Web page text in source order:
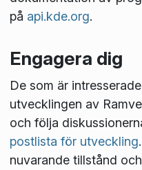
på api.kde.org.
Engagera dig
De som är
utvecklingen av
och följa
postlista för utveckling
nuvarande tillstånd